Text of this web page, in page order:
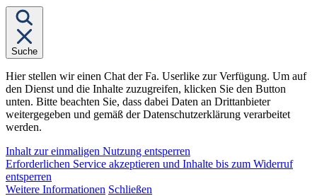
Suche
Hier stellen wir einen Chat der Fa. Userlike zur Verfügung. Um auf
den Dienst und die Inhalte zuzugreifen, klicken Sie den Button
unten. Bitte beachten Sie, dass dabei Daten an Drittanbieter
weitergegeben und gemäß der Datenschutzerklärung verarbeitet
werden.
Inhalt zur einmaligen Nutzung entsperren
Erforderlichen Service akzeptieren und Inhalte bis zum Widerruf
entsperren
Weitere Informationen Schließen